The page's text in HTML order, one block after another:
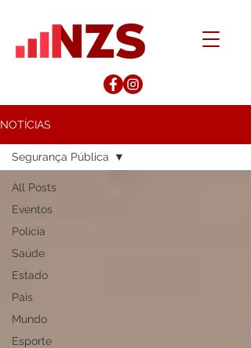
NOTÍCIAS
All Posts
Eventos
Polícia
Saúde
Estado
País
Mundo
Esporte
Segurança Pública